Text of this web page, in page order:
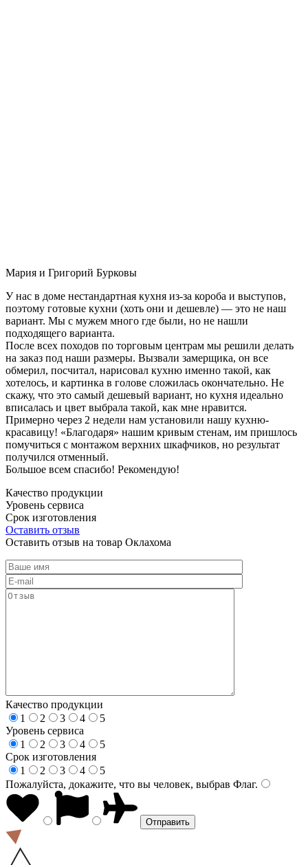
Мария и Григорий Бурковы
У нас в доме нестандартная кухня из-за короба и выступов,
поэтому готовые кухни (хоть они и дешевле) — это не наш
вариант. Мы с мужем много где были, но не нашли
подходящего варианта.
После всех походов по торговым центрам мы решили делать
на заказ под наши размеры. Вызвали замерщика, он все
обмерил, посчитал, нарисовал кухню именно такой, как
хотелось, и картинка в голове сложилась окончательно. Не
скажу, что это самый дешевый вариант, но кухня идеально
вписалась и цвет выбрала такой, как мне нравится.
Примерно через 2 недели нам установили нашу кухню-
красавицу! «Благодаря» нашим кривым стенам, им пришлось
помучиться с монтажом верхних шкафчиков, но результат
получился отменный.
Большое всем спасибо! Рекомендую!
Качество продукции
Уровень сервиса
Срок изготовления
Оставить отзыв
Оставить отзыв на товар Оклахома
Качество продукции
1
2 3 4
5
Уровень сервиса
1
2 3 4
5
Срок изготовления
1
2 3 4
5
Пожалуйста, докажите, что вы человек, выбрав Флаг.